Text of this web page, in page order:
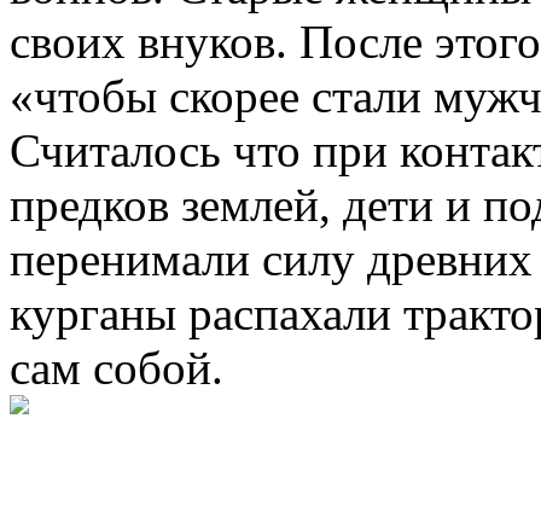
своих внуков. После
«чтобы скорее стали
Считалось что при
предков землей, дети и
перенимали силу
курганы распахали
сам собой.